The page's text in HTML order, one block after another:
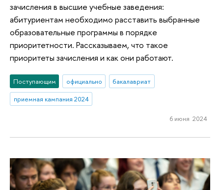
зачисления в высшие учебные заведения:
абитуриентам необходимо расставить выбранные
образовательные программы в порядке
приоритетности. Рассказываем, что такое
приоритеты зачисления и как они работают.
Поступающим официально
бакалавриат
приемная кампания 2024
6 июня 2024